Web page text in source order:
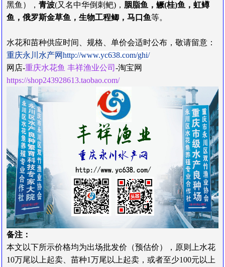
黑鱼）， 青波(又 名中华倒刺鲃)， 胭脂鱼，鳜(桂)鱼，虹鳟
鱼，俄罗斯金草鱼， 生物工程鲫 ， 马口鱼等。
水花和苗种供应时间、规格、单价会适时公布，敬请留意：
重庆永川水产网http://www.yc638.com/ghi/
网店-重庆水花鱼 丰祥渔业公司 -淘宝网
https://shop243928613.taobao.com/
备注 ：
本文以下所示价格均为出场批发价（预估价），原则上水花
10万尾以上起卖 、苗种1万尾以上起卖，或者至少100元以上